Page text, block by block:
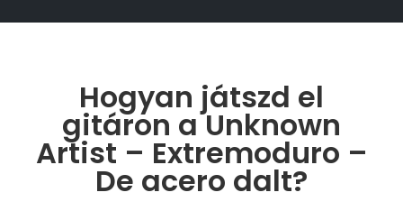
Hogyan játszd el
gitáron a Unknown
Artist – Extremoduro –
De acero dalt?